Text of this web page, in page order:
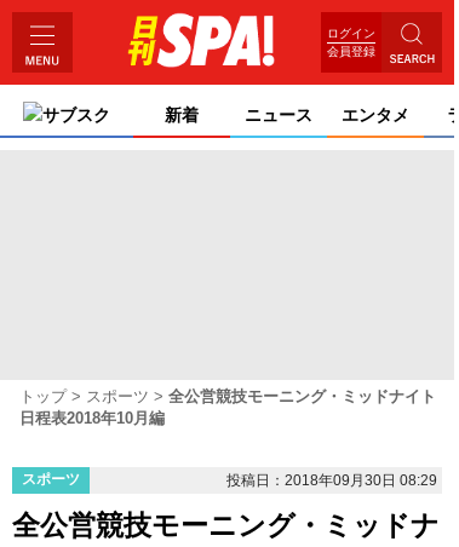
ログイン
会員登録
サブスク 新着 ニュース エンタメ
トップ スポーツ
全公営競技モーニング・ミッドナイト
日程表2018年10月編
スポーツ 投稿日：2018年09月30日 08:29
全公営競技モーニング・ミッドナ